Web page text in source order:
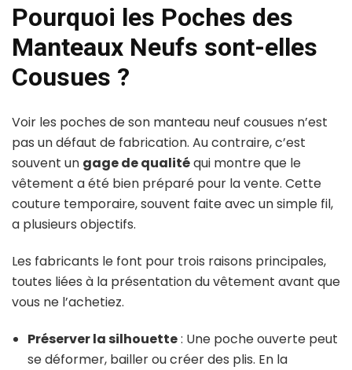
Pourquoi les Poches des
Manteaux Neufs sont-elles
Cousues ?
Voir les poches de son manteau neuf cousues n’est
pas un défaut de fabrication. Au contraire, c’est
souvent un gage de qualitéqui montre que le
vêtement a été bien préparé pour la vente. Cette
couture temporaire, souvent faite avec un simple fil,
a plusieurs objectifs.
Les fabricants le font pour trois raisons principales,
toutes liées à la présentation du vêtement avant que
vous ne l’achetiez.
Préserver la silhouette: Une poche ouverte peut
se déformer, bailler ou créer des plis. En la